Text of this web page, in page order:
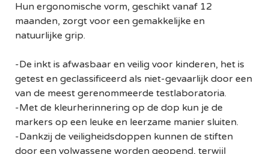
Hun ergonomische vorm, geschikt vanaf 12
maanden, zorgt voor een gemakkelijke en
natuurlijke grip.
-De inkt is afwasbaar en veilig voor kinderen, het is
getest en geclassificeerd als niet-gevaarlijk door een
van de meest gerenommeerde testlaboratoria.
-Met de kleurherinnering op de dop kun je de
markers op een leuke en leerzame manier sluiten.
-Dankzij de veiligheidsdoppen kunnen de stiften
door een volwassene worden geopend, terwijl